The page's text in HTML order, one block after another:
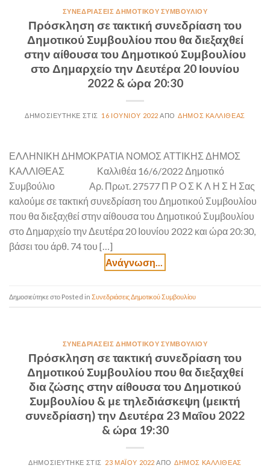
ΣΥΝΕΔΡΙΆΣΕΙΣ ΔΗΜΟΤΙΚΟΎ ΣΥΜΒΟΥΛΊΟΥ
Πρόσκληση σε τακτική συνεδρίαση του
Δημοτικού Συμβουλίου που θα διεξαχθεί
στην αίθουσα του Δημοτικού Συμβουλίου
στο Δημαρχείο την Δευτέρα 20 Ιουνίου
2022 & ώρα 20:30
16 ΙΟΥΝΊΟΥ 2022 ΔΉΜΟΣ ΚΑΛΛΙΘΈΑΣ
ΕΛΛΗΝΙΚΗ ΔΗΜΟΚΡΑΤΙΑ ΝΟΜΟΣ ΑΤΤΙΚΗΣ ΔΗΜΟΣ
ΚΑΛΛΙΘΕΑΣ Καλλιθέα 16/6/2022 Δημοτικό
Συμβούλιο Αρ. Πρωτ. 27577 Π Ρ Ο Σ Κ Λ Η Σ Η Σας
καλούμε σε τακτική συνεδρίαση του Δημοτικού Συμβουλίου
που θα διεξαχθεί στην αίθουσα του Δημοτικού Συμβουλίου
στο Δημαρχείο την Δευτέρα 20 Ιουνίου 2022 και ώρα 20:30,
βάσει του άρθ. 74 του […]
Posted in Συνεδριάσεις Δημοτικού Συμβουλίου
ΣΥΝΕΔΡΙΆΣΕΙΣ ΔΗΜΟΤΙΚΟΎ ΣΥΜΒΟΥΛΊΟΥ
Πρόσκληση σε τακτική συνεδρίαση του
Δημοτικού Συμβουλίου που θα διεξαχθεί
δια ζώσης στην αίθουσα του Δημοτικού
Συμβουλίου & με τηλεδιάσκεψη (μεικτή
συνεδρίαση) την Δευτέρα 23 Μαΐου 2022
& ώρα 19:30
23 ΜΑΪ́ΟΥ 2022 ΔΉΜΟΣ ΚΑΛΛΙΘΈΑΣ